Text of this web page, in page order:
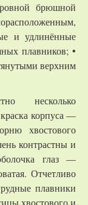
брюшной
и удлинённые
плавников; •
верхним
несколько
корпуса —
хвостового
контрастны и
глаз —
Отчетливо
плавники